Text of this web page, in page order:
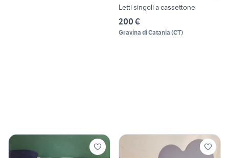
Letti singoli a cassettone
200 €
Gravina di Catania (CT)